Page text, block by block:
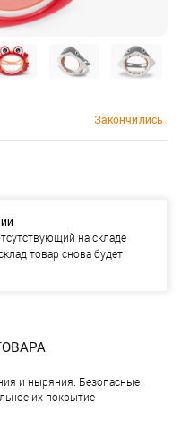
Закончились
на складе
товар снова будет
и ныряния. Безопасные
их покрытие